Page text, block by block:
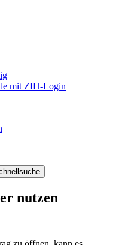
mit ZIH-Login
nutzen